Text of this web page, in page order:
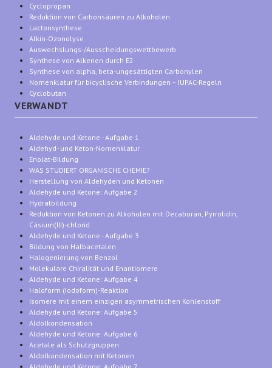
Cyclopropan
Reduktion von Carbonsäuren zu Alkoholen
Lactonsynthese
Alkin-Ozonolyse
Auswechslungs-/Ausscheidungswettbewerb
Synthese von Alkenen durch E2
Synthese von alpha, beta-ungesättigten Carbonylen
Nomenklatur für bicyclische Verbindungen – IUPAC-Regeln
Cyclobutan
VERWANDT
Aldehyde und Ketone - Aufgabe 1
Aldehyd- und Keton-Nomenklatur
Enolat-Bildung
WAS STUDIERT ORGANISCHE CHEMIE?
Herstellung von Aldehyden und Ketonen
Aldehyde und Ketone: Aufgabe 2
Hydratbildung
Reduktion von Ketonen zu Alkoholen mit Decaboran, Pyrrolidin,
Cäsium(III)-chlorid
Aldehyde und Ketone - Aufgabe 3
Bildung von Halbacetalen
Halogenierung von Benzol
Molekulare Chiralität und Enantiomere
Aldehyde und Ketone: Aufgabe 4
Haloform (Iodoform)-Reaktion
Isomere mit einem einzigen asymmetrischen Kohlenstoff
Aldehyde und Ketone: Aufgabe 5
Aldolkondensation
Aldehyde und Ketone: Aufgabe 6
Acetale als Schutzgruppen
Aldolkondensation mit Ketonen